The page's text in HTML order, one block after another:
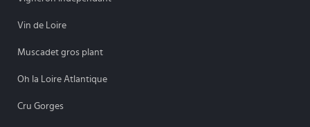
Vin de Loire
Muscadet gros plant
Oh la Loire Atlantique
Cru Gorges